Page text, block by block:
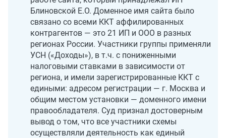
Блиновской Е.О. Доменное имя сайта было
связано со всеми ККТ аффилированных
контрагентов — это 21 ИП и ООО в разных
регионах России. Участники группы применяли
УСН («Доходы»), в т.ч. с пониженными
налоговыми ставками в зависимости от
региона, и имели зарегистрированные ККТ с
едиными: адресом регистрации — г. Москва и
общим местом установки — доменного имени
правообладателя. Суд признал достоверным
вывод о том, что все участники схемы
осуществляли деятельность как единый